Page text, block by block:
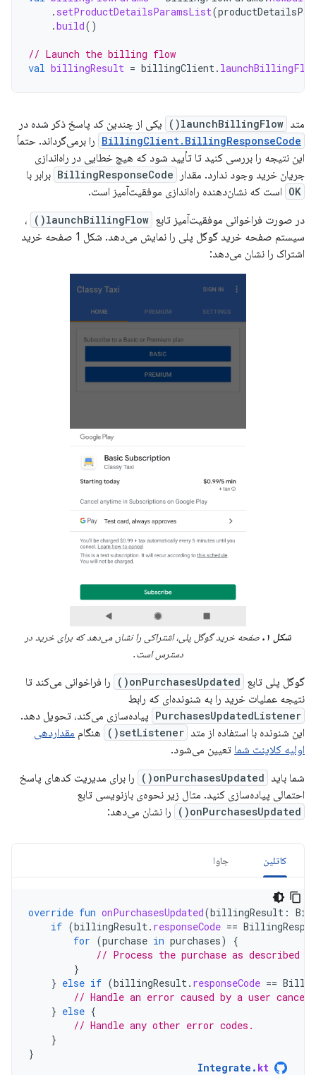
. setProductDetailsParamsList(
.build()
// Launch the billing flow
val billingResult = billingClient. launchBillingFlow
متد launchBillingFlow() یکی از چندین کد پاسخ ذکر شده در
BillingClient.BillingResponseCode را برمی‌گرداند. حتماً
این نتیجه را بررسی کنید تا تأیید شود که هیچ خطایی در راه‌اندازی
جریان خرید وجود ندارد. مقدار
BillingResponseCode برابر با
OK است که نشان‌دهنده راه‌اندازی موفقیت‌آمیز است.
در صورت فراخوانی موفقیت‌آمیز تابع launchBillingFlow()
،
سیستم صفحه خرید گوگل پلی را نمایش می‌دهد. شکل 1 صفحه خرید
اشتراک را نشان می‌دهد:
شکل ۱.
صفحه خرید گوگل پلی، اشتراکی را نشان می‌دهد که برای خرید در
دسترس است.
گوگل پلی تابع onPurchasesUpdated()
را فراخوانی می‌کند تا
نتیجه عملیات خرید را به شنونده‌ای که رابط
PurchasesUpdatedListener پیاده‌سازی می‌کند، تحویل دهد.
این شنونده با استفاده از متد setListener() هنگام مقداردهی
اولیه کلاینت شما تعیین می‌شود.
شما باید onPurchasesUpdated()
را برای مدیریت کدهای پاسخ
احتمالی پیاده‌سازی کنید. مثال زیر نحوه‌ی بازنویسی تابع
onPurchasesUpdated() را نشان می‌دهد:
کاتلین جاوا
override fun onPurchasesUpdated(billingResult :
if (billingResult. responseCode ==
for (purchase in purchases)
{
// Process the purchase as described
}
} else if (billingResult. responseCode ==
// Handle an error caused by a user
} else {
// Handle any other error codes.
}
}
Integrate . kt